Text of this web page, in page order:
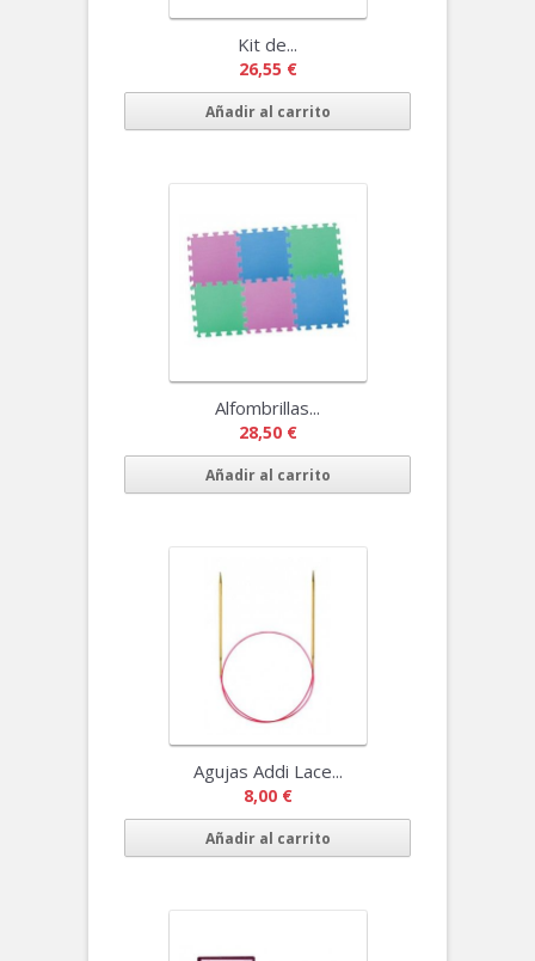
Kit de...
26,55 €
Añadir al carrito
Alfombrillas...
28,50 €
Añadir al carrito
Agujas Addi Lace...
8,00 €
Añadir al carrito